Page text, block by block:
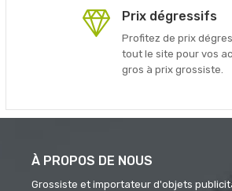
Prix dégressifs
Profitez de prix
tout le site pour vos
gros à prix grossiste.
À PROPOS DE NOUS
Grossiste et importateur d'objets